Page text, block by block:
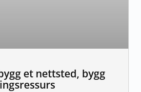
et nettsted, bygg